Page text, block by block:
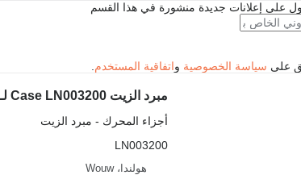
على إعلانات جديدة منشورة في هذا القسم
على سياسة الخصوصية واتفاقية المستخدم
مبرد الزيت Case LN003200 لـ حفارة Case CX235CSR
أجزاء المحرك - مبرد الزيت
LN003200
هولندا، Wouw